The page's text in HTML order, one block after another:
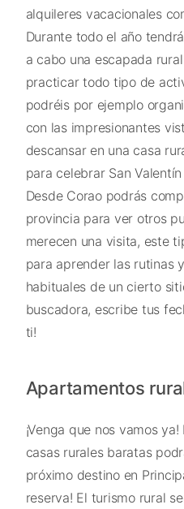
alquileres vacacionales
Durante todo el año
a cabo una escapada
practicar todo tipo de
podréis por ejemplo
con las impresionantes
descansar en una casa
para celebrar San
Desde Corao podrás
provincia para ver otros
merecen una visita, este
para aprender las rutinas
habituales de un cierto
buscadora, escribe tus
ti!
Apartamentos
¡Venga que nos vamos
casas rurales baratas
próximo destino en
reserva! El turismo rural